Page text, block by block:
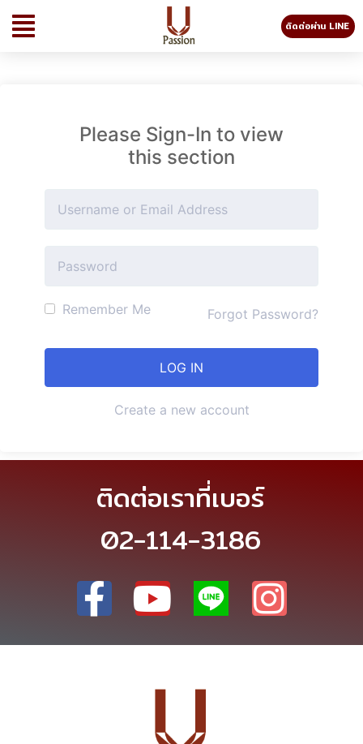
ติดต่อผ่าน LINE
Please Sign-In to view
this section
Remember Me Forgot Password?
Create a new account
ติดต่อเราที่เบอร์
02-114-3186